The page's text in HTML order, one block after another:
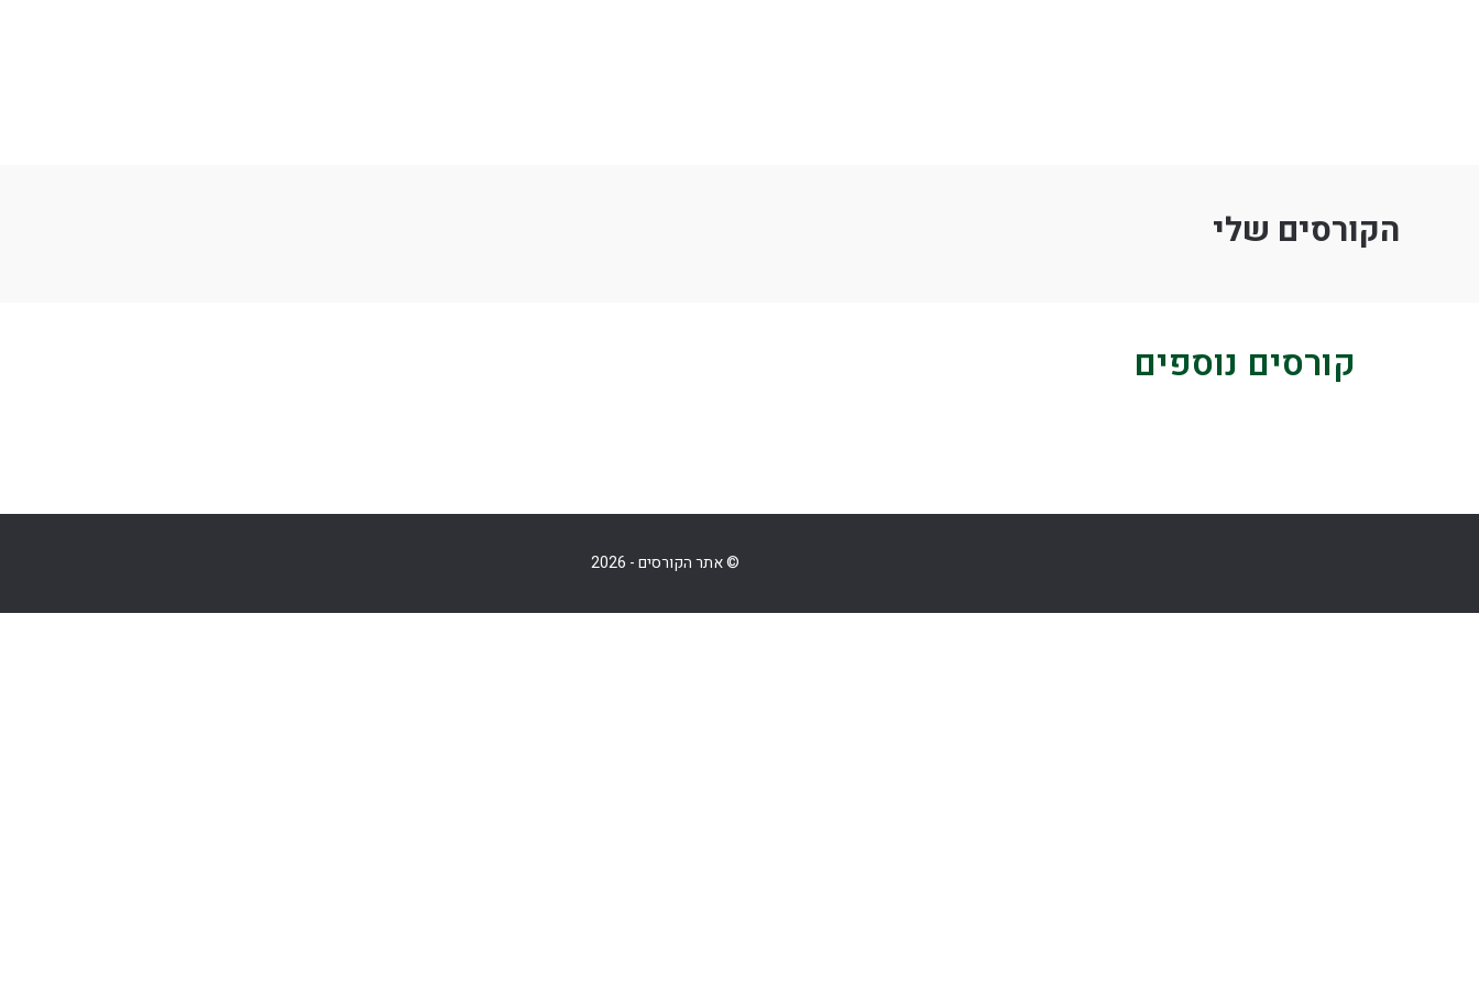
הקורסים שלי
קורסים נוספים
© אתר הקורסים - 2026